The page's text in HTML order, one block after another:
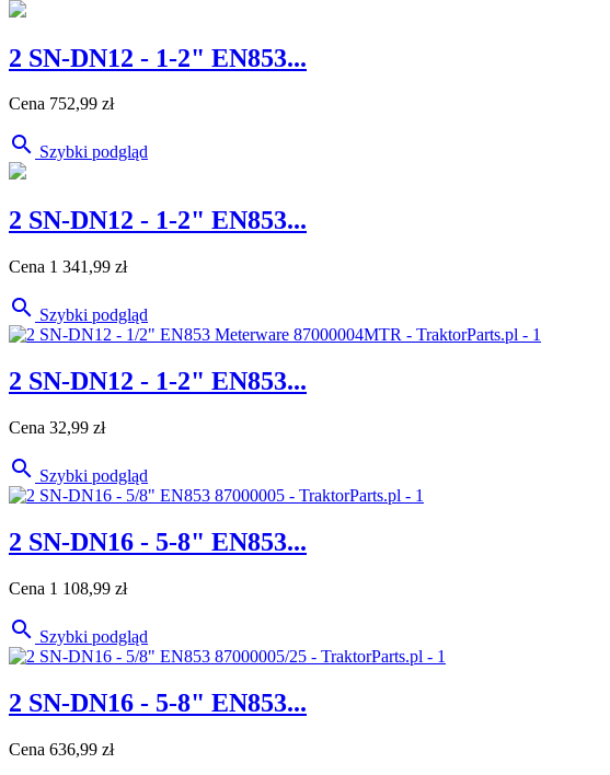
2 SN-DN12 - 1-2" EN853...
Cena 752,99 zł
 Szybki podgląd
2 SN-DN12 - 1-2" EN853...
Cena 1 341,99 zł
 Szybki podgląd
2 SN-DN12 - 1-2" EN853...
Cena 32,99 zł
 Szybki podgląd
2 SN-DN16 - 5-8" EN853...
Cena 1 108,99 zł
 Szybki podgląd
2 SN-DN16 - 5-8" EN853...
Cena 636,99 zł